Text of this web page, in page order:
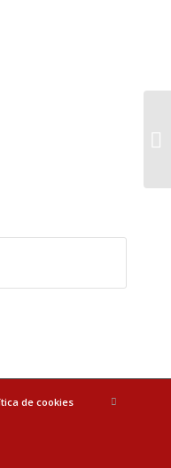
de cookies